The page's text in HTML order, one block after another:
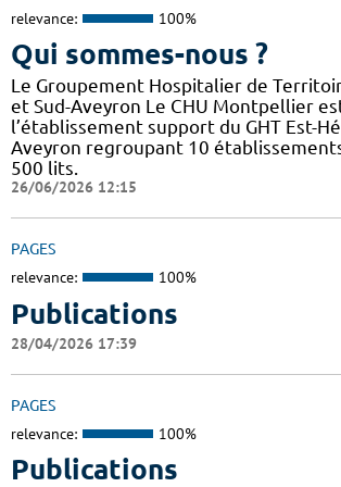
relevance: 100%
Qui sommes-nous ?
Le Groupement Hospitalier de
et Sud-Aveyron Le CHU Montpellier
l’établissement support du GHT Est-
Aveyron regroupant 10
500 lits.
26/06/2026 12:15
PAGES
relevance: 100%
Publications
28/04/2026 17:39
PAGES
relevance: 100%
Publications